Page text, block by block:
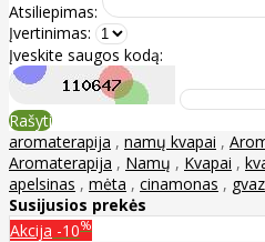
Atsiliepimas:
Įvertinimas:
Įveskite saugos kodą:
Rašyti
aromaterapija , namų kvapai ,
Aromaterapija , Namų , Kvapai ,
apelsinas , mėta , cinamonas ,
Susijusios prekės
Akcija -10%